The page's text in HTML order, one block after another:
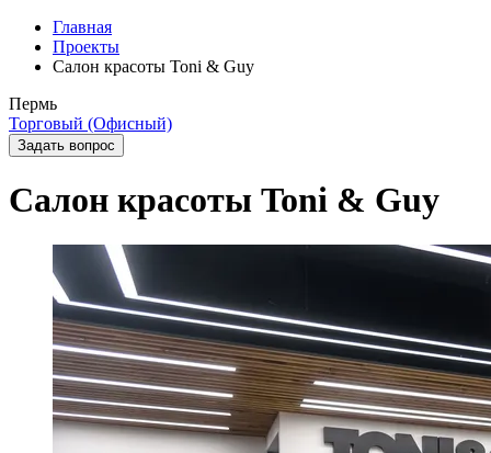
Главная
Проекты
Салон красоты Toni & Guy
Пермь
Торговый (Офисный)
Задать вопрос
Салон красоты Toni & Guy